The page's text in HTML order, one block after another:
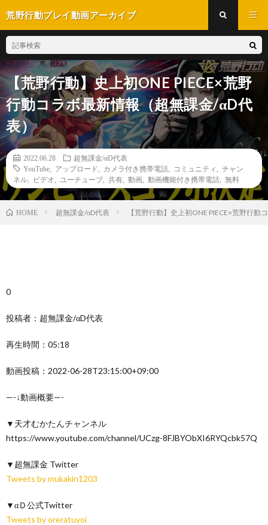
荒野行動プレイ動画アーカイブ
【荒野行動】史上初ONE PIECE×荒野
行動コラボ最新情報（超無課金/αD代
表）
2022.06.28
超無課金/αD代表
YouTube
アップロード カメラ付き携帯電話 コミュニティ
チャン
ネル
ビデオ ユーチューブ 共有 動画 動画機能付き携帯電話 無料
HOME 超無課金/αD代表 【荒野行動】史上初ONE PIECE×荒野行
0
投稿者：超無課金/αD代表
再生時間：05:18
動画投稿：2022-06-28T23:15:00+09:00
—-↓動画概要—-
▼天才むかたんチャンネル
https://www.youtube.com/channel/UCzg-8FJBYObXI6RYQcbk57Q
▼超無課金 Twitter
Tweets by mukakin1203
▼αＤ公式Twitter
Tweets by oreratuyoi